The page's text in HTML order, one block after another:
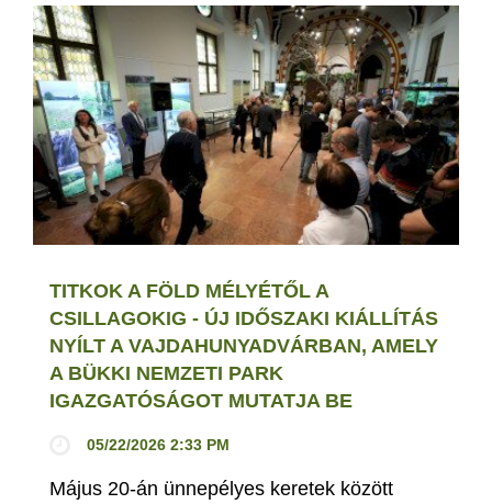
TITKOK A FÖLD MÉLYÉTŐL A
CSILLAGOKIG - ÚJ IDŐSZAKI KIÁLLÍTÁS
NYÍLT A VAJDAHUNYADVÁRBAN, AMELY
A BÜKKI NEMZETI PARK
IGAZGATÓSÁGOT MUTATJA BE
05/22/2026 2:33 PM
Május 20-án ünnepélyes keretek között